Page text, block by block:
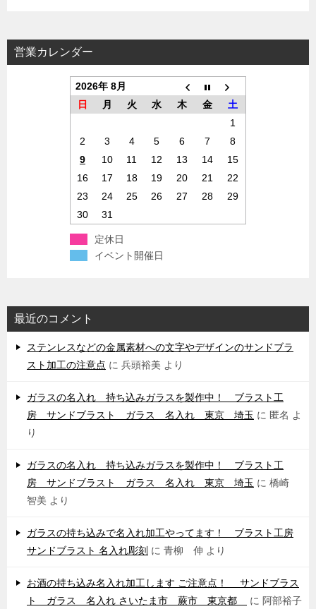
営業カレンダー
2026年 8月
日
月 火 水 木 金
土
1
2
3 4 5 6 7
8
9
10 11 12 13 14
15
16
17 18 19 20 21
22
23
24 25 26 27 28
29
30
31
定休日
イベント開催日
最近のコメント
ステンレスなどの金属素材への文字やデザインのサンドブラ
スト加工の注意点 に 兵頭裕美 より
ガラスの名入れ 持ち込みガラスを製作中！ ブラスト工
房 サンドブラスト ガラス 名入れ 東京 埼玉 に 匿名 よ
り
ガラスの名入れ 持ち込みガラスを製作中！ ブラスト工
房 サンドブラスト ガラス 名入れ 東京 埼玉 に 橋崎
智美 より
ガラスの持ち込みで名入れ加工やってます！ ブラスト工房
サンドブラスト 名入れ彫刻 に 青柳 伸 より
お酒の持ち込み名入れ加工します ご注意点！ サンドブラス
ト ガラス 名入れ さいたま市 蕨市 東京都
に 阿部裕子